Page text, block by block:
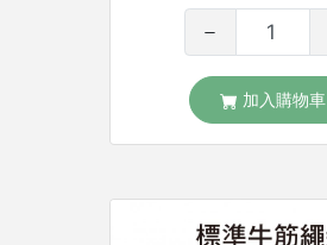
加入購物車